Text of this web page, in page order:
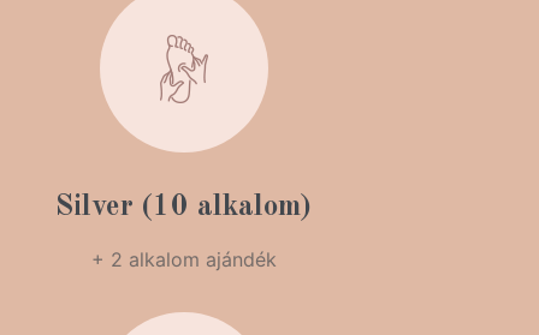
Silver (10 alkalom)
+ 2 alkalom ajándék